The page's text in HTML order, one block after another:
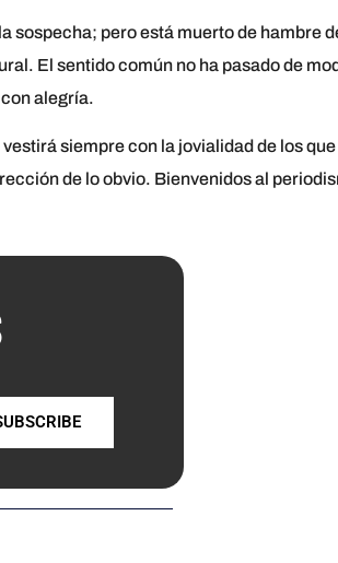
sospecha; pero está muerto de hambre
El sentido común no ha pasado de
alegría.
siempre con la jovialidad de los que
de lo obvio. Bienvenidos al